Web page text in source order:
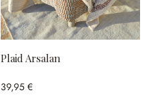
Plaid Arsalan
39,95 €